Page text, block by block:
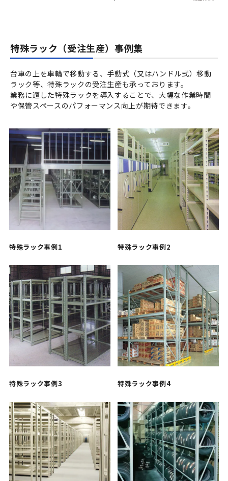
特殊ラック（受注生産）事例集
台車の上を車輪で移動する、手動式（又はハンドル式）移動
ラック等、特殊ラックの受注生産も承っております。
業務に適した特殊ラックを導入することで、大幅な作業時間
や保管スペースのパフォーマンス向上が期待できます。
特殊ラック事例1 特殊ラック事例2
特殊ラック事例3 特殊ラック事例4